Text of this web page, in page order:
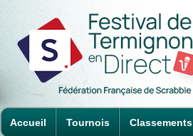
Accueil Tournois Classements